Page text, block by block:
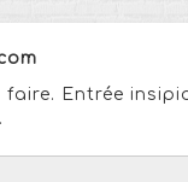
faire. Entrée